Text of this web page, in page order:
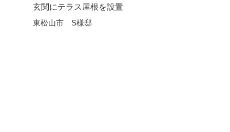
玄関にテラス屋根を設置
東松山市 S様邸